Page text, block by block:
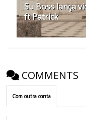
Su Boss lança
ft Patrick
COMMENTS
Com outra conta